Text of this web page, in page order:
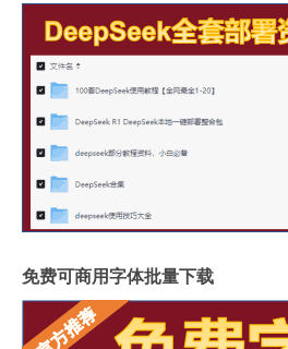
免费可商用字体批量下载